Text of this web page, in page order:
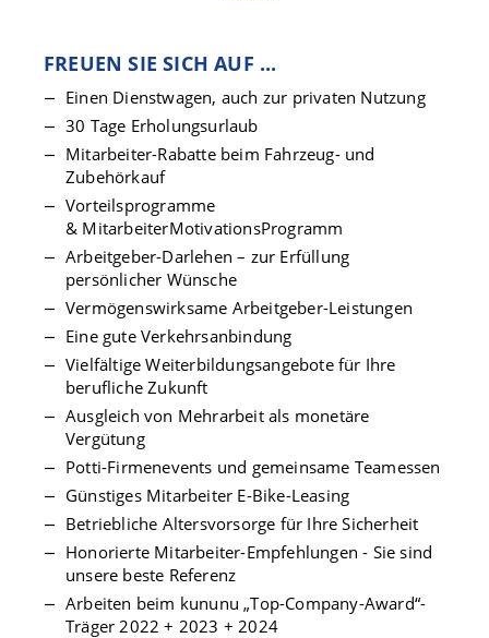
FREUEN SIE SICH AUF ...
Einen Dienstwagen, auch zur privaten Nutzung
30 Tage Erholungsurlaub
Mitarbeiter-Rabatte beim Fahrzeug- und
Zubehörkauf
Vorteilsprogramme
& MitarbeiterMotivationsProgramm
Arbeitgeber-Darlehen – zur Erfüllung
persönlicher Wünsche
Vermögenswirksame Arbeitgeber-Leistungen
Eine gute Verkehrsanbindung
Vielfältige Weiterbildungsangebote für Ihre
berufliche Zukunft
Ausgleich von Mehrarbeit als monetäre
Vergütung
Potti-Firmenevents und gemeinsame Teamessen
Günstiges Mitarbeiter E-Bike-Leasing
Betriebliche Altersvorsorge für Ihre Sicherheit
Honorierte Mitarbeiter-Empfehlungen - Sie sind
unsere beste Referenz
Arbeiten beim kununu „Top-Company-Award“-
Träger 2022 + 2023 + 2024